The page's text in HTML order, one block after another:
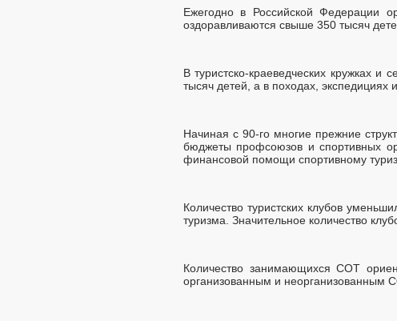
Ежегодно в Российской Федерации
оздоравливаются свыше 350 тысяч
В туристско-краеведческих кружках
тысяч детей, а в походах, экспедициях
Начиная с 90-го многие прежние
бюджеты профсоюзов и спортивных
финансовой помощи спортивному
Количество туристских клубов
туризма. Значительное количество
Количество занимающихся СОТ
организованным и неорганизованным